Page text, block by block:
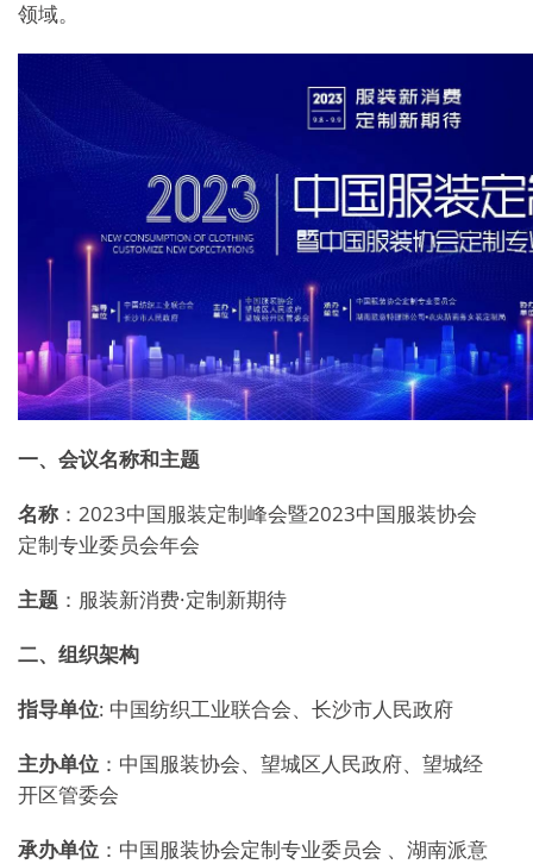
领域。
一、会议名称和主题
名称 ：2023中国服装定制峰会暨2023中国服装协会
定制专业委员会年会
主题 ：服装新消费·定制新期待
二、组织架构
指导单位: 中国纺织工业联合会、长沙市人民政府
主办单位 ：中国服装协会、望城区人民政府、望城经
开区管委会
承办单位 ：中国服装协会定制专业委员会 、湖南派意